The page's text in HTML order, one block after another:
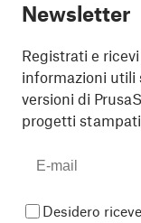
Newsletter
Registrati e
informazioni utili
versioni di
progetti
Desidero